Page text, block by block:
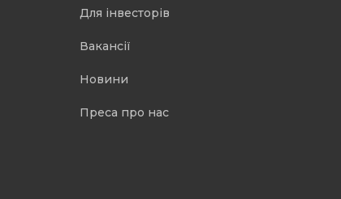
Для інвесторів
Вакансії
Новини
Преса про нас